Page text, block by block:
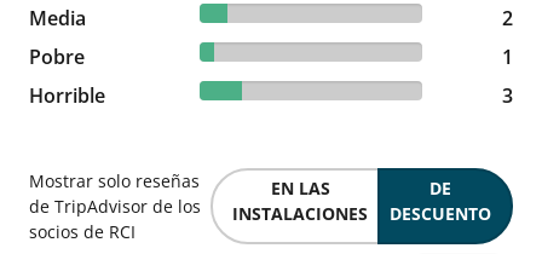
Media
12.5% reviewed Media
2 reviews
2
Pobre
6.25% reviewed Pobre
1 reviews
1
Horrible
18.75% reviewed Horrible
3 reviews 3
Mostrar solo reseñas
de TripAdvisor de los
socios de RCI
EN LAS
INSTALACIONES
DE
DESCUENTO